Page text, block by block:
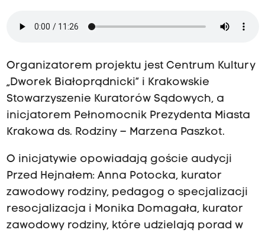
Organizatorem projektu jest Centrum Kultury
„Dworek Białoprądnicki” i Krakowskie
Stowarzyszenie Kuratorów Sądowych, a
inicjatorem Pełnomocnik Prezydenta Miasta
Krakowa ds. Rodziny – Marzena Paszkot.
O inicjatywie opowiadają goście audycji
Przed Hejnałem: Anna Potocka, kurator
zawodowy rodziny, pedagog o specjalizacji
resocjalizacja i Monika Domagała, kurator
zawodowy rodziny, które udzielają porad w